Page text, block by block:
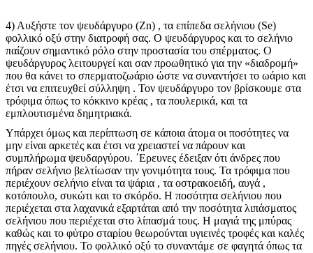
4) Αυξήστε τον ψευδάργυρο (Zn) , τα επίπεδα σελήνιου (Se)
φολλικό οξύ στην διατροφή σας. Ο ψευδάργυρος και το σελήνιο
παίζουν σημαντικό ρόλο στην προστασία του σπέρματος. Ο
ψευδάργυρος λειτουργεί και σαν προωθητικό για την «διαδρομή»
που θα κάνει το σπερματοζωάριο ώστε να συναντήσει το ωάριο και
έτσι να επιτευχθεί σύλληψη . Τον ψευδάργυρο τον βρίσκουμε στα
τρόφιμα όπως το κόκκινο κρέας , τα πουλερικά, και τα
εμπλουτισμένα δημητριακά.
Υπάρχει όμως και περίπτωση σε κάποια άτομα οι ποσότητες να
μην είναι αρκετές και έτσι να χρειαστεί να πάρουν και
συμπλήρωμα ψευδαργύρου. ΄Ερευνες έδειξαν ότι άνδρες που
πήραν σελήνιο βελτίωσαν την γονιμότητα τους. Τα τρόφιμα που
περιέχουν σελήνιο είναι τα ψάρια , τα οστρακοειδή, αυγά ,
κοτόπουλο, συκώτι και το σκόρδο. Η ποσότητα σελήνιου που
περιέχεται στα λαχανικά εξαρτάται από την ποσότητα λιπάσματος
σελήνιου που περιέχεται στο λίπασμά τους. Η μαγιά της μπύρας
καθώς και το φύτρο σταρίου θεωρούνται υγιεινές τροφές και καλές
πηγές σελήνιου. Το φολλικό οξύ το συναντάμε σε φαγητά όπως τα